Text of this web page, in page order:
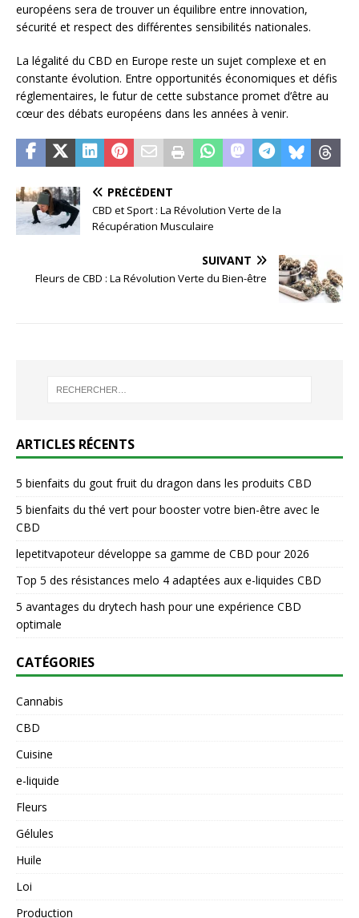
européens sera de trouver un équilibre entre innovation,
sécurité et respect des différentes sensibilités nationales.
La légalité du CBD en Europe reste un sujet complexe et en
constante évolution. Entre opportunités économiques et défis
réglementaires, le futur de cette substance promet d’être au
cœur des débats européens dans les années à venir.
PRÉCÉDENT
CBD et Sport : La Révolution Verte de la
Récupération Musculaire
SUIVANT
Fleurs de CBD : La Révolution Verte du Bien-être
ARTICLES RÉCENTS
5 bienfaits du gout fruit du dragon dans les produits CBD
5 bienfaits du thé vert pour booster votre bien-être avec le
CBD
lepetitvapoteur développe sa gamme de CBD pour 2026
Top 5 des résistances melo 4 adaptées aux e-liquides CBD
5 avantages du drytech hash pour une expérience CBD
optimale
CATÉGORIES
Cannabis
CBD
Cuisine
e-liquide
Fleurs
Gélules
Huile
Loi
Production